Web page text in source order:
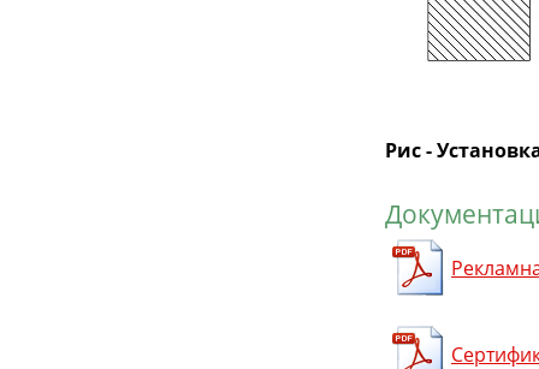
Рис -